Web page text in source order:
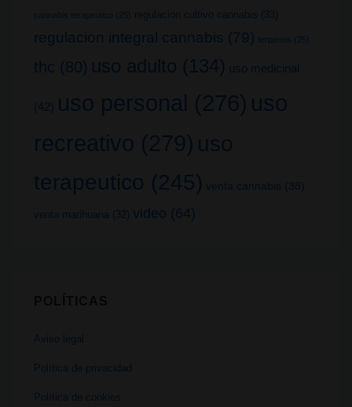
cannabis terapeutico (25) regulacion cultivo cannabis (33)
regulacion integral cannabis (79) terpenos (25)
thc (80) uso adulto (134) uso medicinal
(42) uso personal (276) uso
recreativo (279) uso
terapeutico (245) venta cannabis (38)
venta marihuana (32) video (64)
Aviso legal
Política de privacidad
Política de cookies